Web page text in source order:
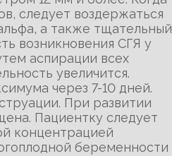
следует воздержаться
а также тщательный
возникновения СГЯ у
аспирации всех
увеличится.
через 7-10 дней.
При развитии
Пациентку следует
концентрацией
беременности